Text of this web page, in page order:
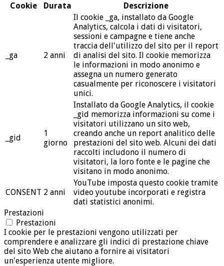
Cookie
Durata Descrizione
_ga 2 anni
Il cookie _ga, installato da Google
Analytics, calcola i dati di visitatori,
sessioni e campagne e tiene anche
traccia dell'utilizzo del sito per il report
di analisi del sito. Il cookie memorizza
le informazioni in modo anonimo e
assegna un numero generato
casualmente per riconoscere i visitatori
unici.
_gid
1
giorno
Installato da Google Analytics, il cookie
_gid memorizza informazioni su come i
visitatori utilizzano un sito web,
creando anche un report analitico delle
prestazioni del sito web. Alcuni dei dati
raccolti includono il numero di
visitatori, la loro fonte e le pagine che
visitano in modo anonimo.
CONSENT 2 anni
YouTube imposta questo cookie tramite
video youtube incorporati e registra
dati statistici anonimi.
Prestazioni
Prestazioni
I cookie per le prestazioni vengono utilizzati per
comprendere e analizzare gli indici di prestazione chiave
del sito Web che aiutano a fornire ai visitatori
un'esperienza utente migliore.